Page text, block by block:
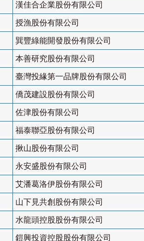
漢佳合企業股份有限公司
授漁股份有限公司
巽豐綠能開發股份有限公司
本善研究股份有限公司
臺灣投緣第一品牌股份有限公司
僑茂建設股份有限公司
佐津股份有限公司
福泰聯亞股份有限公司
揪山股份有限公司
永安盛股份有限公司
艾潘葛洛伊股份有限公司
山下見共創股份有限公司
水龍頭控股股份有限公司
鎧興投資控股股份有限公司